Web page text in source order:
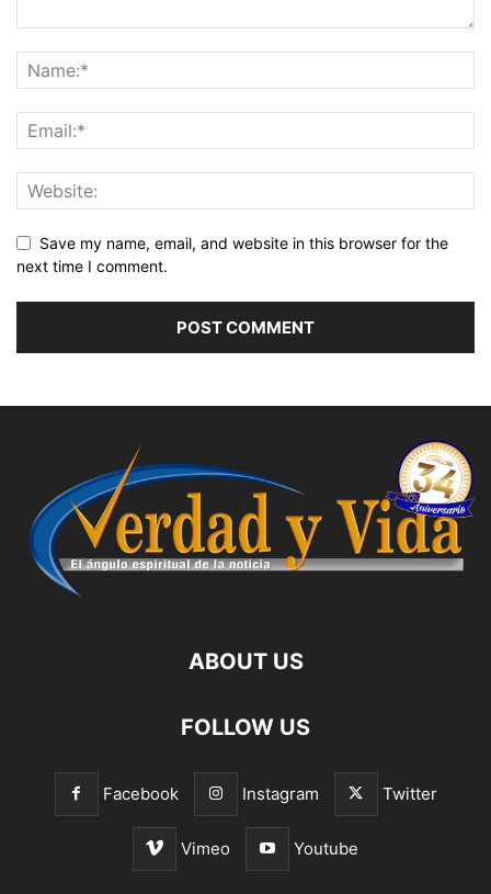
Save my name, email, and website in this browser for the
next time I comment.
ABOUT US
FOLLOW US
Facebook Instagram Twitter
Vimeo Youtube